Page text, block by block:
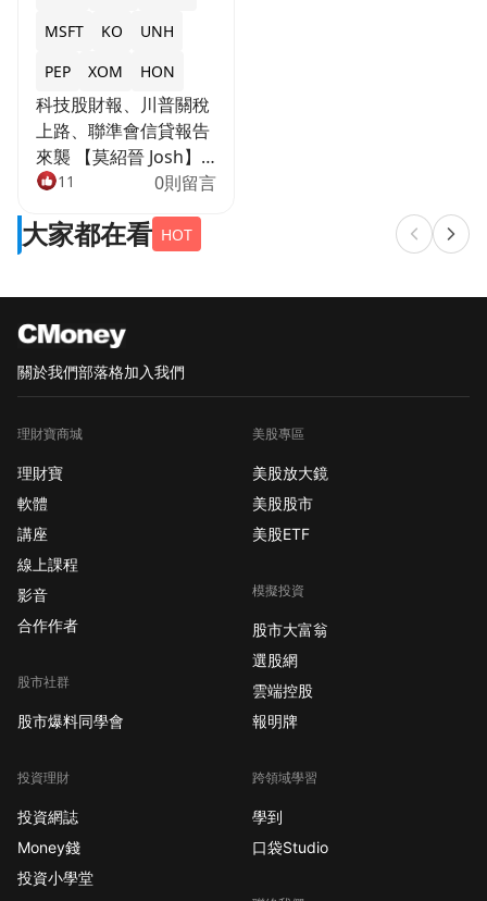
MSFT
KO
UNH
PEP
XOM HON
科技股財報、川普關稅
上路、聯準會信貸報告
來襲 【莫紹晉 Josh】
https://image.cmoney.tw/attachment/blog/
ef762424672d.jpg
但週五川普宣布擴大關
稅、非農就業大幅爆
冷，引發市場劇烈波
600點，標普500與那
斯達克亦由高點拉回。
面對高估值壓力與政治
不確定性，本週市場焦
點將轉向AI領頭羊
Palantir (PLTR)、AMD
(AMD)、迪士尼 (DIS)
等科技與消費股財報、
聯準會最新SLOOS報告
隨著九月降息機率飆
與經濟放緩訊號中尋求
平衡，市場波動將持續
升溫。 【📌 本週重大
事件時程（台灣時
間）】 8/4（週一）
11 0則留言
大家都在看 HOT
關於我們部落格加入我們
理財寶商城
理財寶
軟體
講座
線上課程
影音
合作作者
股市社群
股市爆料同學會
投資理財
投資網誌
Money錢
投資小學堂
美股專區
美股放大鏡
美股股市
美股ETF
模擬投資
股市大富翁
選股網
雲端控股
報明牌
跨領域學習
學到
口袋Studio